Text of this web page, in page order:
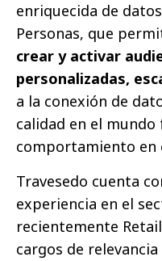
enriquecida de
Personas, que
crear y activar
personalizadas,
a la conexión de
calidad en el
comportamiento en
Travesedo cuenta
experiencia en el
recientemente
cargos de